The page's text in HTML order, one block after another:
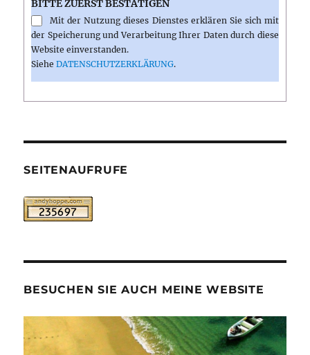
BITTE ZUERST BESTÄTIGEN
Mit der Nutzung dieses Dienstes erklären Sie sich mit
der Speicherung und Verarbeitung Ihrer Daten durch diese
Website einverstanden.
SieheDATENSCHUTZERKLÄRUNG.
SEITENAUFRUFE
BESUCHEN SIE AUCH MEINE WEBSITE